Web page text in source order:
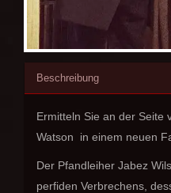
Beschreibung
Ermitteln Sie an der Seite
Watson in einem neuen
Der Pfandleiher Jabez
perfiden Verbrechens,